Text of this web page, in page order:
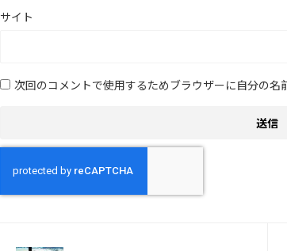
サイト
次回のコメントで使用するためブラウザーに自分の名